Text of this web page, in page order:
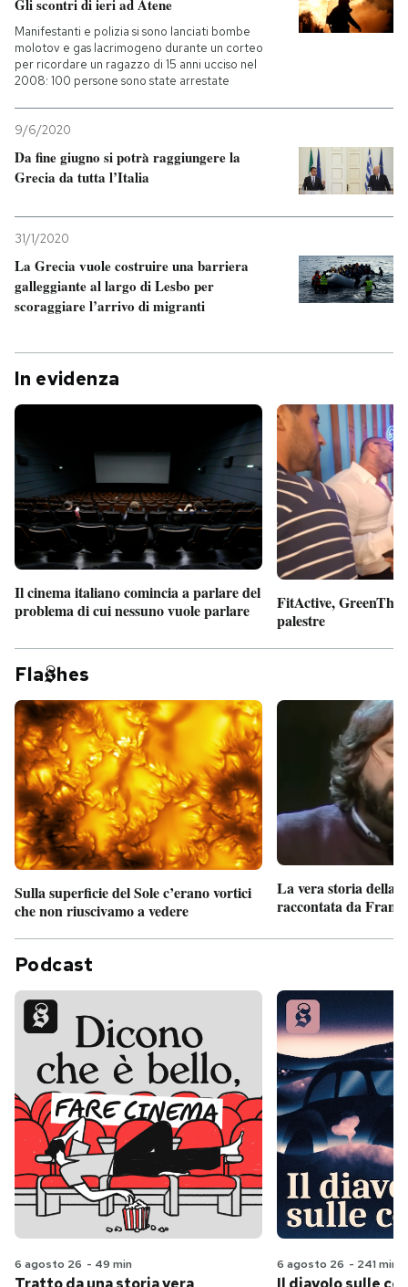
Gli scontri di ieri ad Atene
Manifestanti e polizia si sono lanciati bombe
molotov e gas lacrimogeno durante un corteo
per ricordare un ragazzo di 15 anni ucciso nel
2008: 100 persone sono state arrestate
9/6/2020
Da fine giugno si potrà raggiungere la
Grecia da tutta l’Italia
31/1/2020
La Grecia vuole costruire una barriera
galleggiante al largo di Lesbo per
scoraggiare l’arrivo di migranti
In evidenza
Il cinema italiano comincia a parlare del
problema di cui nessuno vuole parlare
FitActive,
palestre
Fla hes
Sulla superficie del Sole c’erano vortici
che non riuscivamo a vedere
La vera storia della
raccontata da
Podcast
6 agosto 26 - 49 min 6 agosto 26 - 241 min